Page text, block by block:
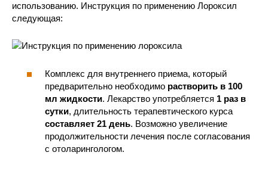
использованию. Инструкция по применению Лороксил
следующая:
Комплекс для внутреннего приема, который
предварительно необходимо растворить в 100
мл жидкости. Лекарство употребляется 1 раз в
сутки, длительность терапевтического курса
составляет 21 день. Возможно увеличение
продолжительности лечения после согласования
с отоларингологом.